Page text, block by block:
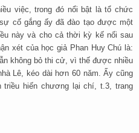
việc, trong đó nổi bật là tổ chức
cố gắng ấy đã đào tạo được một
này và cho cả thời kỳ kế nối sau
xét của học giả Phan Huy Chú là:
không bỏ thi cử, vì thế được nhiều
Lê, kéo dài hơn 60 năm. Ấy cũng
triều hiến chương lại chí, t.3, trang